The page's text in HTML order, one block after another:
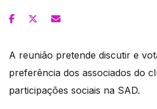
A reunião pretende discutir e
preferência dos associados do
participações sociais na SAD.